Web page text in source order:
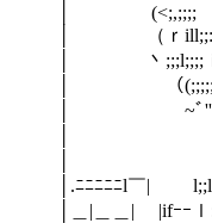
│
│ （ｒ
│ 丶;;;l;;;;ｉｌ
│ （(;;;;;;;;;;(
│ ~ﾞ'''''';'ﾚ
│ ヽ;ii;l;l
│ |ｌl|i;|
│.ﾆﾆﾆﾆﾆl￣|
│＿|＿＿| |if